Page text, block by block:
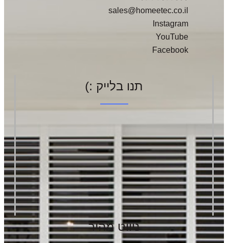
sales@homeetec.co.il
Instagram
YouTube
Facebook
תנו בלייק :)
ניווט מהיר